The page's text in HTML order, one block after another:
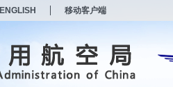
ENGLISH 移动客户端